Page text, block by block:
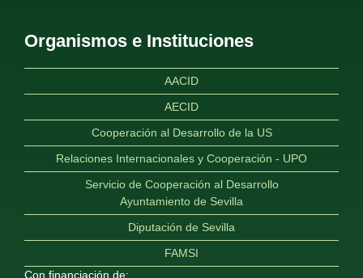
Organismos e Instituciones
AACID
AECID
Cooperación al Desarrollo de la US
Relaciones Internacionales y Cooperación - UPO
Servicio de Cooperación al Desarrollo
Ayuntamiento de Sevilla
Diputación de Sevilla
FAMSI
Con financiación de: